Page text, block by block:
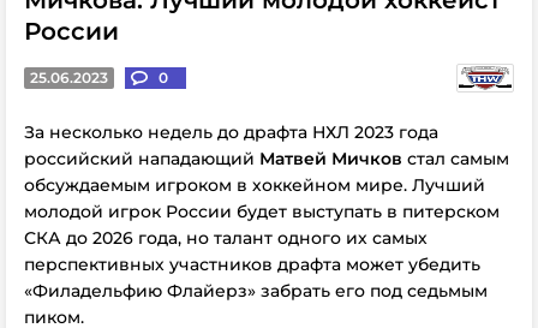
России
25.06.2023 0
За несколько недель до драфта НХЛ 2023 года
российский нападающий Матвей Мичков стал самым
обсуждаемым игроком в хоккейном мире. Лучший
молодой игрок России будет выступать в питерском
СКА до 2026 года, но талант одного их самых
перспективных участников драфта может убедить
«Филадельфию Флайерз» забрать его под седьмым
пиком.